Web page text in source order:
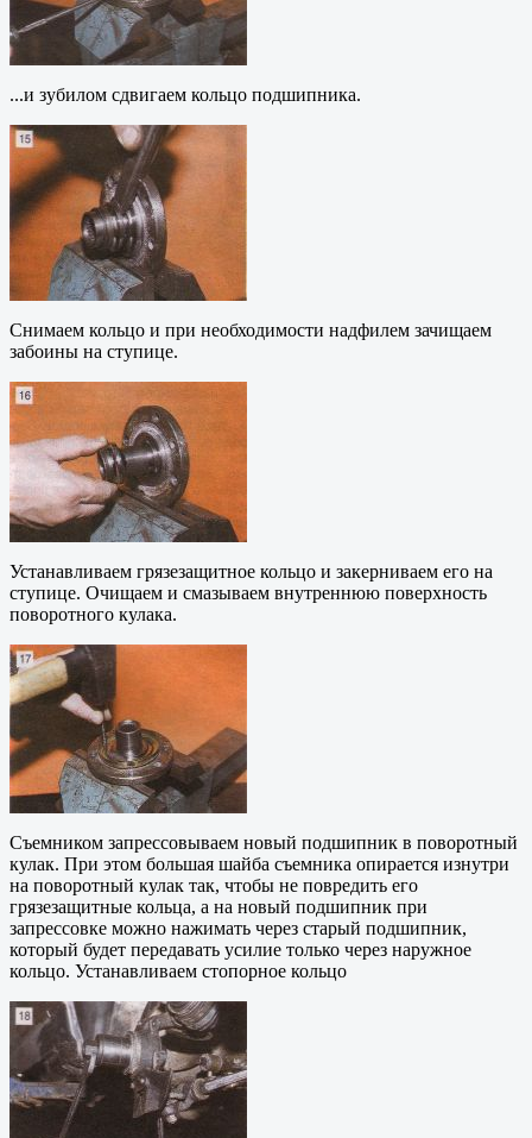
...и зубилом сдвигаем кольцо подшипника.
Снимаем кольцо и при необходимости надфилем зачищаем
забоины на ступице.
Устанавливаем грязезащитное кольцо и закерниваем его на
ступице. Очищаем и смазываем внутреннюю поверхность
поворотного кулака.
Съемником запрессовываем новый подшипник в поворотный
кулак. При этом большая шайба съемника опирается изнутри
на поворотный кулак так, чтобы не повредить его
грязезащитные кольца, а на новый подшипник при
запрессовке можно нажимать через старый подшипник,
который будет передавать усилие только через наружное
кольцо. Устанавливаем стопорное кольцо